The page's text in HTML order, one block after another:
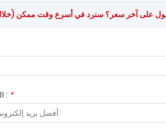
على آخر سعر؟ سنرد في أسرع وقت ممكن (خلال 12
البريد الإلكتروني : *